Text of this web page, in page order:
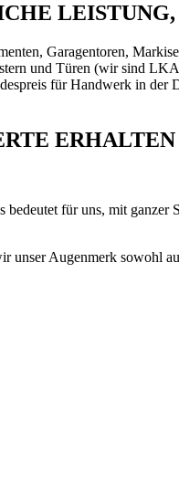
Garagentoren,
und Türen (wir sind
für Handwerk in der
ERHALTEN
bedeutet für uns, mit
unser Augenmerk sowohl